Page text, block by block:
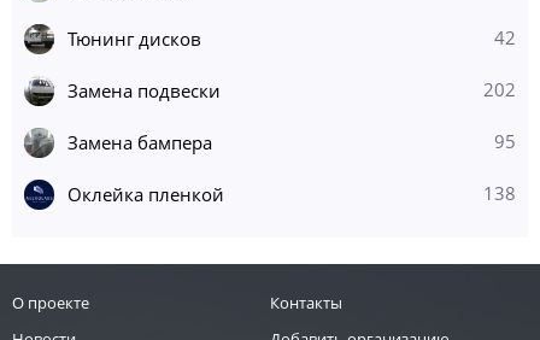
Тюнинг дисков 42
Замена подвески 202
Замена бампера 95
Оклейка пленкой 138
О проекте
Контакты